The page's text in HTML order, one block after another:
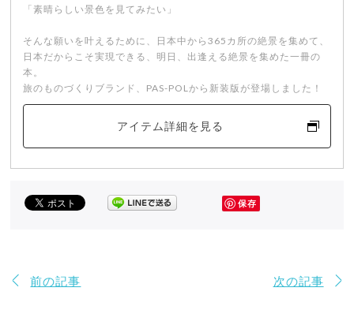
「素晴らしい景色を見てみたい」
そんな願いを叶えるために、日本中から365カ所の絶景を集めて、
日本だからこそ実現できる、明日、出逢える絶景を集めた一冊の
本。
旅のものづくりブランド、PAS-POLから新装版が登場しました！
アイテム詳細を見る
保存
前の記事 次の記事